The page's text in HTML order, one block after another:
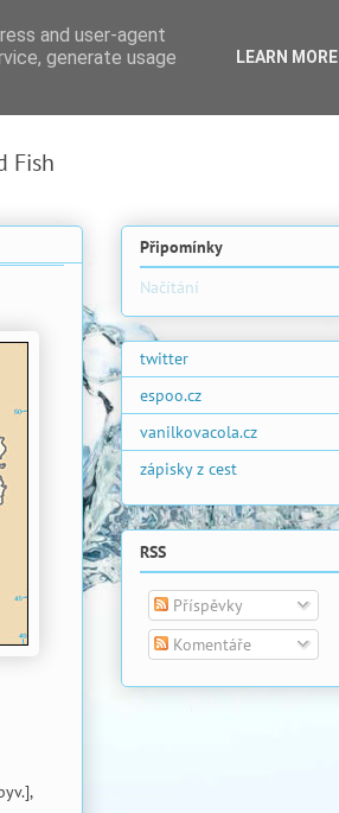
Fish
Připomínky
Načítání
twitter
espoo.cz
vanilkovacola.cz
zápisky z cest
RSS
Příspěvky
Komentáře
and user-agent
generate usage
LEARN MORE